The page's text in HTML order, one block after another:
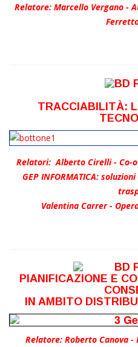
Relatore: Marcello Vergano -
TRACCIABILITÀ:
Relatori: Alberto Cirelli - Co-
GEP INFORMATICA:
Valentina Carrer -
PIANIFICAZIONE E
IN AMBITO
Relatore: Roberto Canova -